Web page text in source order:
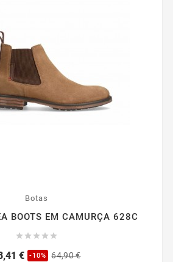
Botas
BOOTS EM CAMURÇA 628C
    
€ -10% 64,90 €Preço
Preço